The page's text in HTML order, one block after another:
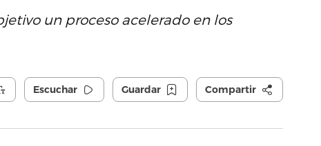
un proceso acelerado en los
Escuchar Guardar Compartir